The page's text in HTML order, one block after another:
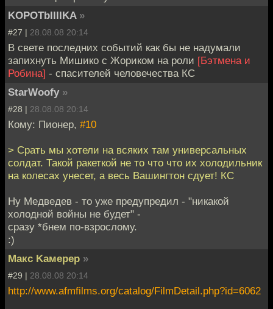
KOPOTbIIIIKA »
#27 | 28.08.08 20:14
В свете последних событий как бы не надумали
запихнуть Мишико с Жориком на роли [Бэтмена и
Робина] - спасителей человечества КС
StarWoofy »
#28 | 28.08.08 20:14
Кому: Пионер, #10
> Срать мы хотели на всяких там универсальных
солдат. Такой ракеткой не то что что их холодильник
на колесах унесет, а весь Вашингтон сдует! КС
Ну Медведев - то уже предупредил - "никакой
холодной войны не будет" -
сразу *бнем по-взрослому.
:)
Mакс Kамерер »
#29 | 28.08.08 20:14
http://www.afmfilms.org/catalog/FilmDetail.php?id=6062